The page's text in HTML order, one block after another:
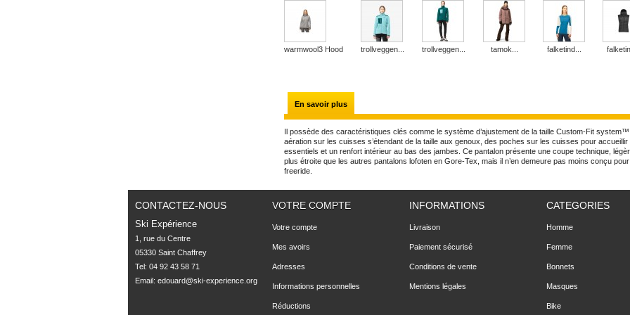
warmwool3 Hood trollveggen... trollveggen... tamok... falketind...
En savoir plus
Il possède des caractéristiques clés comme le système d’ajustement de la taille Custom-Fit
aération sur les cuisses s’étendant de la taille aux genoux, des poches sur les cuisses pour accueillir
essentiels et un renfort intérieur au bas des jambes. Ce pantalon présente une coupe technique,
plus étroite que les autres pantalons lofoten en Gore-Tex, mais il n’en demeure pas moins conçu
freeride.
CONTACTEZ-NOUS
Ski Expérience
1, rue du Centre
05330 Saint Chaffrey
Tel: 04 92 43 58 71
Email: edouard@ski-experience.org
VOTRE COMPTE
Votre compte
Mes avoirs
Adresses
Informations personnelles
Réductions
INFORMATIONS
Livraison
Paiement sécurisé
Conditions de vente
Mentions légales
CATEGORIES
Homme
Femme
Bonnets
Masques
Bike